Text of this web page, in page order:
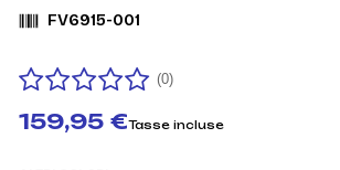
FV6915-001
(0)
159,95 €Tasse incluse